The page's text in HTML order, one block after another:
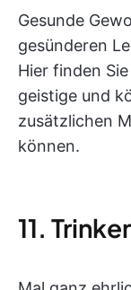
Gesunde
gesünderen
Hier finden
geistige und
zusätzlichen
können.
11.